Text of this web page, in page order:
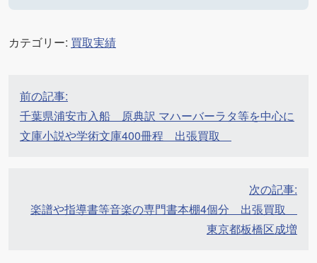
カテゴリー: 買取実績
投
稿
ナ
ビ
前の記事:
千葉県浦安市入船 原典訳 マハーバーラタ等を中心に
文庫小説や学術文庫400冊程 出張買取
次の記事:
楽譜や指導書等音楽の専門書本棚4個分 出張買取
東京都板橋区成増